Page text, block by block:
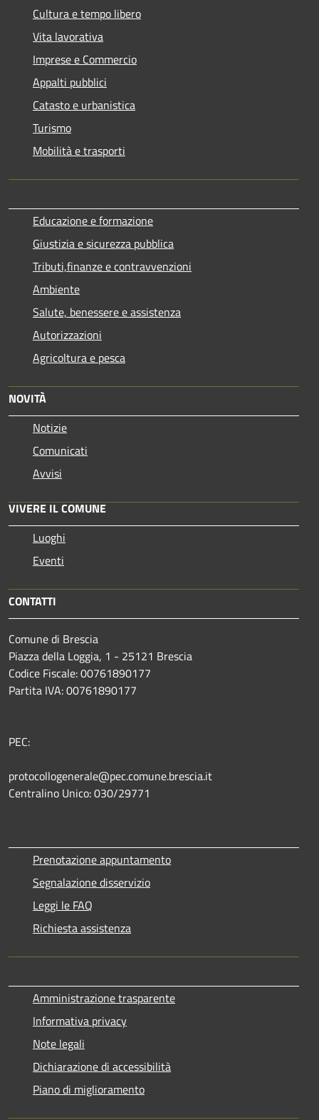
Cultura e tempo libero
Vita lavorativa
Imprese e Commercio
Appalti pubblici
Catasto e urbanistica
Turismo
Mobilità e trasporti
Educazione e formazione
Giustizia e sicurezza pubblica
Tributi,finanze e contravvenzioni
Ambiente
Salute, benessere e assistenza
Autorizzazioni
Agricoltura e pesca
NOVITÀ
Notizie
Comunicati
Avvisi
VIVERE IL COMUNE
Luoghi
Eventi
CONTATTI
Comune di Brescia
Piazza della Loggia, 1 - 25121 Brescia
Codice Fiscale: 00761890177
Partita IVA: 00761890177
PEC:
protocollogenerale@pec.comune.brescia.it
Centralino Unico: 030/29771
Prenotazione appuntamento
Segnalazione disservizio
Leggi le FAQ
Richiesta assistenza
Amministrazione trasparente
Informativa privacy
Note legali
Dichiarazione di accessibilità
Piano di miglioramento